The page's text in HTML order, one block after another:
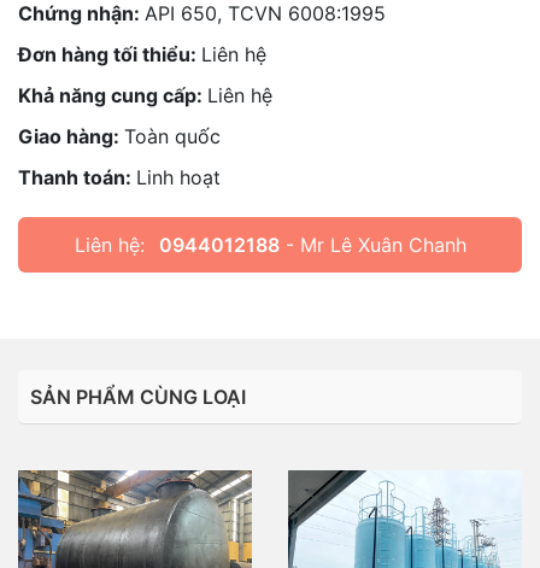
Chứng nhận: API 650, TCVN 6008:1995
Đơn hàng tối thiểu: Liên hệ
Khả năng cung cấp: Liên hệ
Giao hàng: Toàn quốc
Thanh toán: Linh hoạt
Liên hệ: 0944012188- Mr Lê Xuân Chanh
SẢN PHẨM CÙNG LOẠI